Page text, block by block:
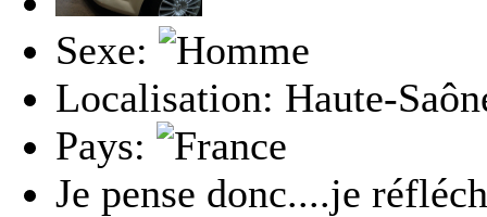
Sexe:
Localisation: Haute-
Pays:
Je pense donc....je